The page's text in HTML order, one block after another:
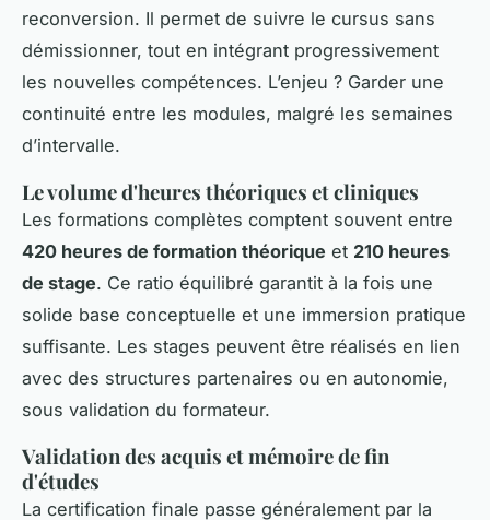
reconversion. Il permet de suivre le cursus sans
démissionner, tout en intégrant progressivement
les nouvelles compétences. L’enjeu ? Garder une
continuité entre les modules, malgré les semaines
d’intervalle.
Le volume d'heures théoriques et cliniques
Les formations complètes comptent souvent entre
420 heures de formation théorique et 210 heures
de stage. Ce ratio équilibré garantit à la fois une
solide base conceptuelle et une immersion pratique
suffisante. Les stages peuvent être réalisés en lien
avec des structures partenaires ou en autonomie,
sous validation du formateur.
Validation des acquis et mémoire de fin
d'études
La certification finale passe généralement par la